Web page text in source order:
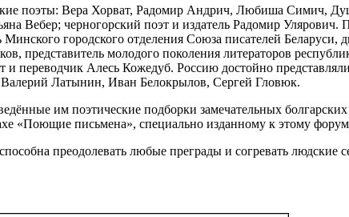
поэты: Вера Хорват, Радомир Андрич, Любиша Симич,
Вебер; черногорский поэт и издатель Радомир Улярович.
городского отделения Союза писателей Беларуси,
представитель молодого поколения литераторов
переводчик Алесь Кожедуб. Россию достойно
Латынин, Иван Белокрылов, Сергей Гловюк.
им поэтические подборки замечательных
«Поющие письмена», специально изданному к этому
преодолевать любые преграды и согревать людские